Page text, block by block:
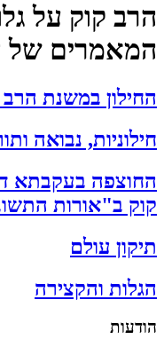
הרב קוק על
המאמרים של
החילון במשנת הרב
חילוניות, נבואה
החוצפה בעקבתא
קוק ב"אורות
תיקון עולם
הגלות והקצירה
הודעות